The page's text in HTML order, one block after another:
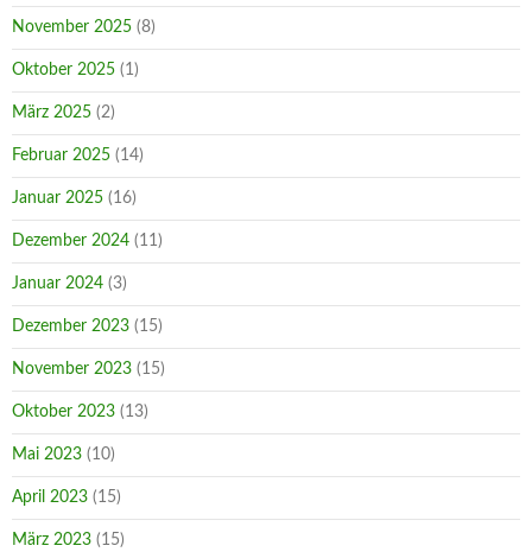
November 2025 (8)
Oktober 2025 (1)
März 2025 (2)
Februar 2025 (14)
Januar 2025 (16)
Dezember 2024 (11)
Januar 2024 (3)
Dezember 2023 (15)
November 2023 (15)
Oktober 2023 (13)
Mai 2023 (10)
April 2023 (15)
März 2023 (15)